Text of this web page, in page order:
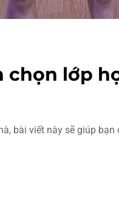
chọn lớp
bài viết này sẽ giúp